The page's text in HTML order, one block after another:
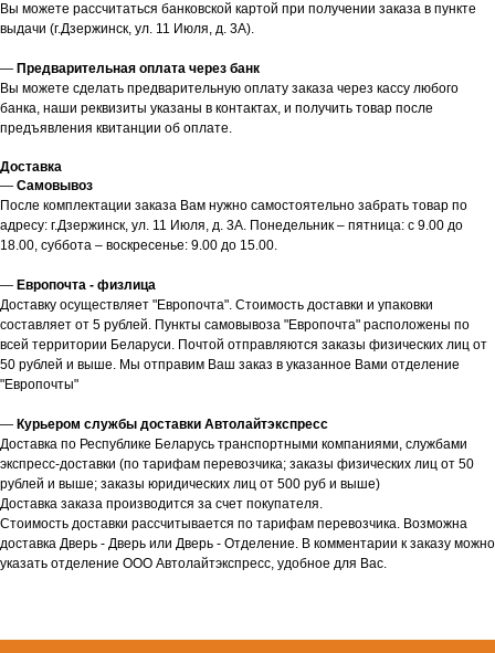
Вы можете рассчитаться банковской картой при получении заказа в пункте
выдачи (г.Дзержинск, ул. 11 Июля, д. 3А).
— Предварительная оплата через банк
Вы можете сделать предварительную оплату заказа через кассу любого
банка, наши реквизиты указаны в контактах, и получить товар после
предъявления квитанции об оплате.
Доставка
— Самовывоз
После комплектации заказа Вам нужно самостоятельно забрать товар по
адресу: г.Дзержинск, ул. 11 Июля, д. 3А. Понедельник – пятница: с 9.00 до
18.00, суббота – воскресенье: 9.00 до 15.00.
— Европочта - физлица
Доставку осуществляет "Европочта". Стоимость доставки и упаковки
составляет от 5 рублей. Пункты самовывоза "Европочта" расположены по
всей территории Беларуси. Почтой отправляются заказы физических лиц от
50 рублей и выше. Мы отправим Ваш заказ в указанное Вами отделение
"Европочты"
— Курьером службы доставки Автолайтэкспресс
Доставка по Республике Беларусь транспортными компаниями, службами
экспресс-доставки (по тарифам перевозчика; заказы физических лиц от 50
рублей и выше; заказы юридических лиц от 500 руб и выше)
Доставка заказа производится за счет покупателя.
Стоимость доставки рассчитывается по тарифам перевозчика. Возможна
доставка Дверь - Дверь или Дверь - Отделение. В комментарии к заказу можно
указать отделение ООО Автолайтэкспресс, удобное для Вас.